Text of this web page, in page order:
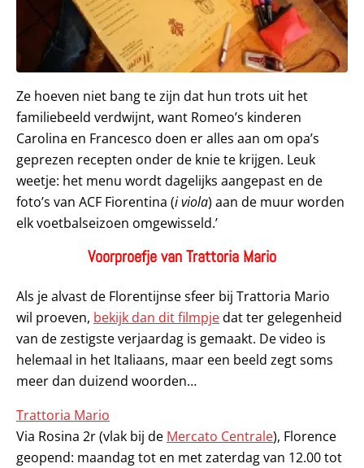
Ze hoeven niet bang te zijn dat hun trots uit het
familiebeeld verdwijnt, want Romeo’s kinderen
Carolina en Francesco doen er alles aan om opa’s
geprezen recepten onder de knie te krijgen. Leuk
weetje: het menu wordt dagelijks aangepast en de
foto’s van ACF Fiorentina (i viola) aan de muur worden
elk voetbalseizoen omgewisseld.’
Voorproefje van Trattoria Mario
Als je alvast de Florentijnse sfeer bij Trattoria Mario
wil proeven, bekijk dan dit filmpjedat ter gelegenheid
van de zestigste verjaardag is gemaakt. De video is
helemaal in het Italiaans, maar een beeld zegt soms
meer dan duizend woorden…
Trattoria Mario
Via Rosina 2r (vlak bij de Mercato Centrale), Florence
geopend: maandag tot en met zaterdag van 12.00 tot